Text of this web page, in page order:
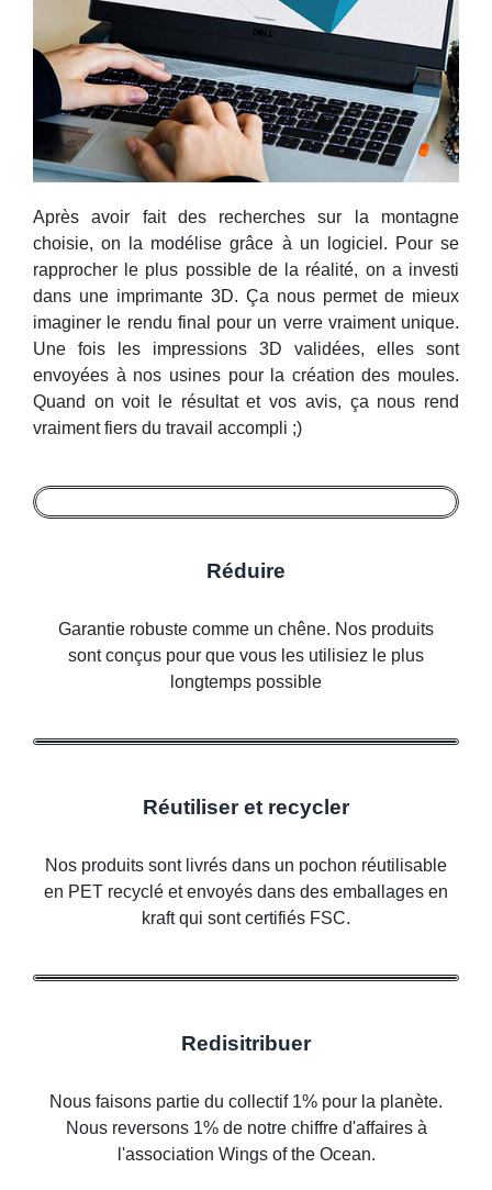
Après avoir fait des recherches sur la montagne
choisie, on la modélise grâce à un logiciel. Pour se
rapprocher le plus possible de la réalité, on a investi
dans une imprimante 3D. Ça nous permet de mieux
imaginer le rendu final pour un verre vraiment unique.
Une fois les impressions 3D validées, elles sont
envoyées à nos usines pour la création des moules.
Quand on voit le résultat et vos avis, ça nous rend
vraiment fiers du travail accompli ;)
Réduire
Garantie robuste comme un chêne. Nos produits
sont conçus pour que vous les utilisiez le plus
longtemps possible
Réutiliser et recycler
Nos produits sont livrés dans un pochon réutilisable
en PET recyclé et envoyés dans des emballages en
kraft qui sont certifiés FSC.
Redisitribuer
Nous faisons partie du collectif 1% pour la planète.
Nous reversons 1% de notre chiffre d'affaires à
l'association Wings of the Ocean.